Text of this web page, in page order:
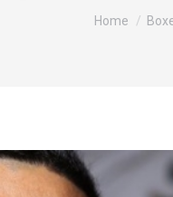
You are here:
Home